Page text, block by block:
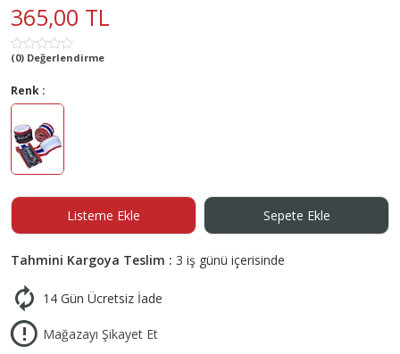
365,00 TL
(0) Değerlendirme
Renk :
Listeme Ekle Sepete Ekle
Tahmini Kargoya Teslim : 3 iş günü içerisinde
14 Gün Ücretsiz İade
Mağazayı Şikayet Et